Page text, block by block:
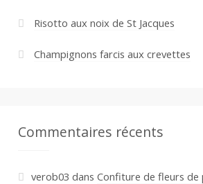
Risotto aux noix de St Jacques
Champignons farcis aux crevettes
Commentaires récents
verob03 dans Confiture de fleurs de